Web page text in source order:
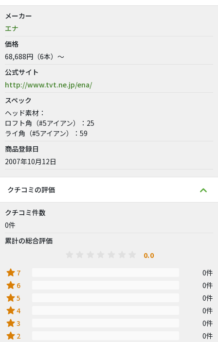
メーカー
エナ
価格
68,688円（6本）～
公式サイト
http://www.tvt.ne.jp/ena/
スペック
ヘッド素材：
ロフト角（#5アイアン）：25
ライ角（#5アイアン）：59
商品登録日
2007年10月12日
クチコミの評価
クチコミ件数
0件
累計の総合評価
0.0
star 7 0件
star 6 0件
star5 0件
star4 0件
star3 0件
star 2 0件